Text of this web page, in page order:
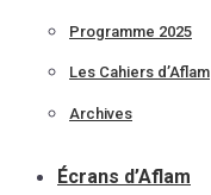
Programme 2025
Les Cahiers d’Aflam
Archives
Écrans d’Aflam